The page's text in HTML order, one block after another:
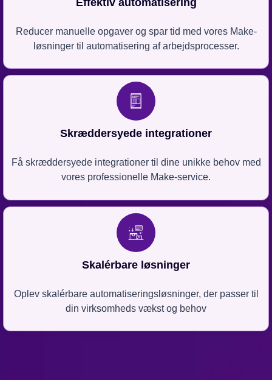
Effektiv automatisering
Reducer manuelle opgaver og spar tid med vores Make-
løsninger til automatisering af arbejdsprocesser.
Skræddersyede integrationer
Få skræddersyede integrationer til dine unikke behov med
vores professionelle Make-service.
Skalérbare løsninger
Oplev skalérbare automatiseringsløsninger, der passer til
din virksomheds vækst og behov